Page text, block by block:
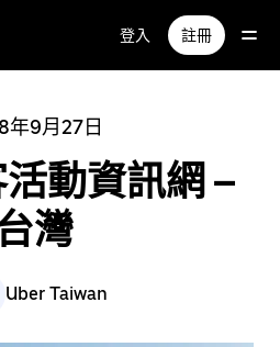
登入 註冊
年9月27日
動資訊網 –
灣
Uber Taiwan